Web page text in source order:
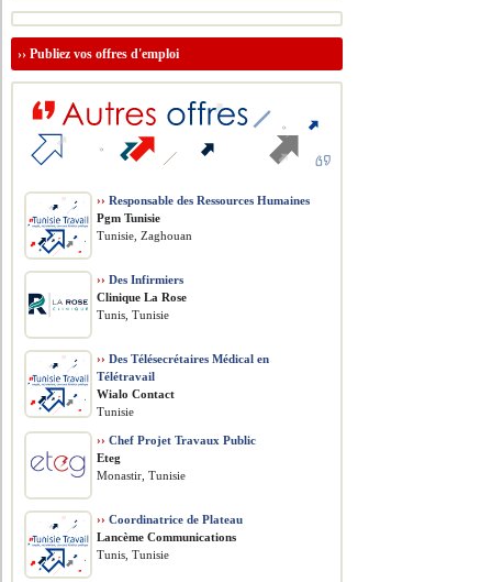
››Publiez vos offres d'emploi
›› Responsable des Ressources Humaines
Pgm Tunisie
Tunisie, Zaghouan
›› Des Infirmiers
Clinique La Rose
Tunis, Tunisie
›› Des Télésecrétaires Médical en
Télétravail
Wialo Contact
Tunisie
›› Chef Projet Travaux Public
Eteg
Monastir, Tunisie
›› Coordinatrice de Plateau
Lancème Communications
Tunis, Tunisie